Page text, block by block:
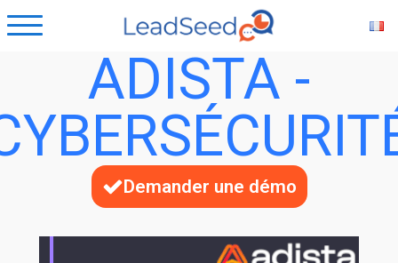
ADISTA -
Demander une démo